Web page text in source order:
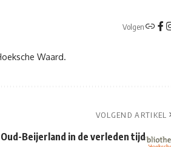
Volgen
Waard.
VOLGEND ARTIKEL
Oud-Beijerland in de verleden tijd